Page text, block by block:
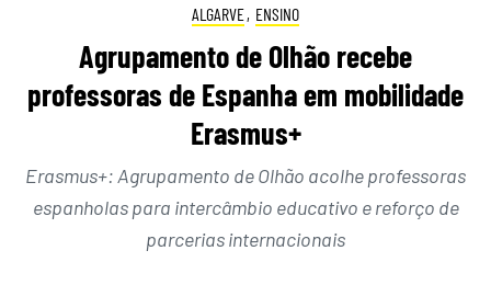
ALGARVE, ENSINO
Agrupamento de Olhão recebe
professoras de Espanha em mobilidade
Erasmus+
Erasmus+: Agrupamento de Olhão acolhe professoras
espanholas para intercâmbio educativo e reforço de
parcerias internacionais